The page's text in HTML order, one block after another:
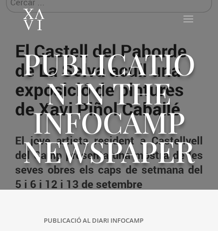
PUBLICATIO
N IN THE
INFOCAMP
NEWSPAPER
PUBLICACIÓ AL DIARI INFOCAMP